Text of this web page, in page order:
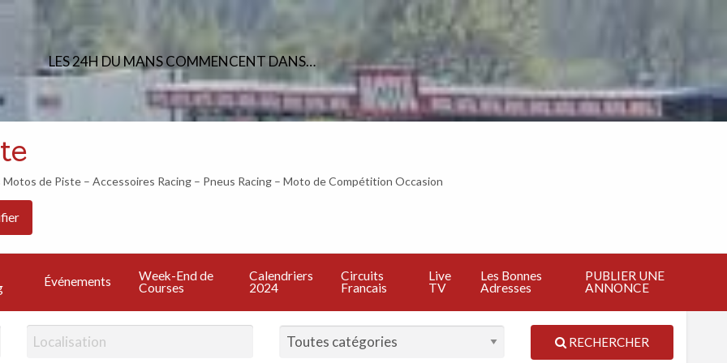
LES 24H DU MANS COMMENCENT DANS…
de Piste – Accessoires Racing – Pneus Racing – Moto de Compétition Occasion
Événements
Week-End de
Courses
Calendriers
2024
Circuits
Francais
Live
TV
Les Bonnes
Adresses
PUBLIER UNE
ANNONCE
RECHERCHER